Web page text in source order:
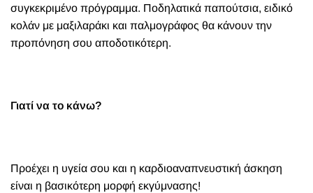
συγκεκριμένο πρόγραμμα. Ποδηλατικά παπούτσια, ειδικό
κολάν με μαξιλαράκι και παλμογράφος θα κάνουν την
προπόνηση σου αποδοτικότερη.
Γιατί να το κάνω?
Προέχει η υγεία σου και η καρδιοαναπνευστική άσκηση
είναι η βασικότερη μορφή εκγύμνασης!